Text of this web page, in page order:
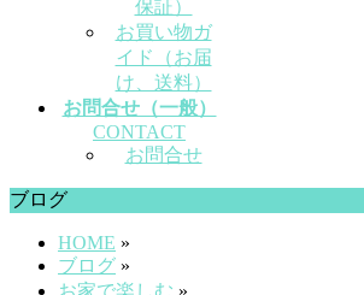
保証）
お買い物ガ
イド（お届
け、送料）
お問合せ（一般）
CONTACT
お問合せ
ブログ
HOME »
ブログ »